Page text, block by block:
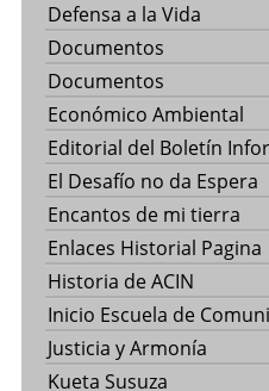
Defensa a la Vida
Documentos
Documentos
Económico Ambiental
Editorial del Boletín
El Desafío no da Espera
Encantos de mi tierra
Enlaces Historial Pagina
Historia de ACIN
Inicio Escuela de
Justicia y Armonía
Kueta Susuza